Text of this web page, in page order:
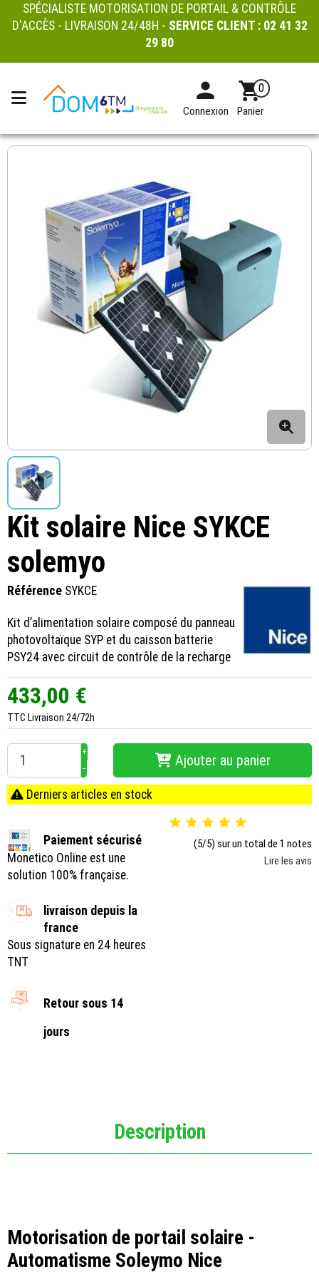
SPÉCIALISTE MOTORISATION DE PORTAIL & CONTRÔLE
D'ACCÈS - LIVRAISON 24/48H - SERVICE CLIENT : 02 41 32
29 80
Connexion
0
Panier
Kit solaire Nice SYKCE
solemyo
Référence SYKCE
Kit d’alimentation solaire composé du panneau
photovoltaïque SYP et du caisson batterie
PSY24 avec circuit de contrôle de la recharge
433,00 €
TTC Livraison 24/72h
+
−
Ajouter au panier
Derniers articles en stock
Paiement sécurisé
Monetico Online est une
solution 100% française.
livraison depuis la
france
Sous signature en 24 heures
TNT
Retour sous 14
jours
    
(5/5) sur un total de 1 notes
Lire les avis
Description
Motorisation de portail solaire -
Automatisme Soleymo Nice